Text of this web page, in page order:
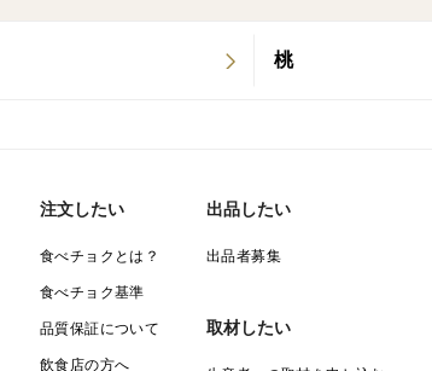
桃
注文したい
食べチョクとは？
食べチョク基準
品質保証について
飲食店の方へ
出品したい
出品者募集
取材したい